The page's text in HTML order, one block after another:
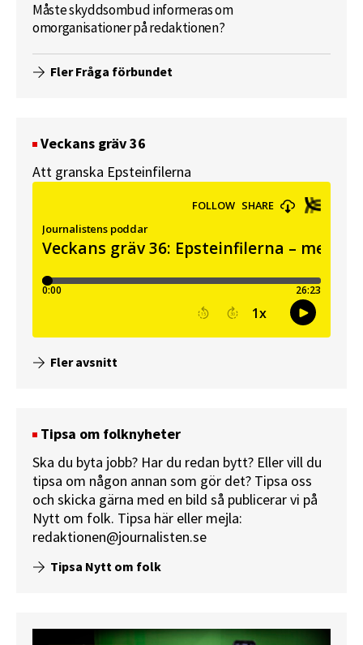
Måste skyddsombud informeras om
omorganisationer på redaktionen?
Fler Fråga förbundet
Veckans gräv 36
Att granska Epsteinfilerna
Fler avsnitt
Tipsa om folknyheter
Ska du byta jobb? Har du redan bytt? Eller vill du
tipsa om någon annan som gör det? Tipsa oss
och skicka gärna med en bild så publicerar vi på
Nytt om folk. Tipsa här eller mejla:
redaktionen@journalisten.se
Tipsa Nytt om folk